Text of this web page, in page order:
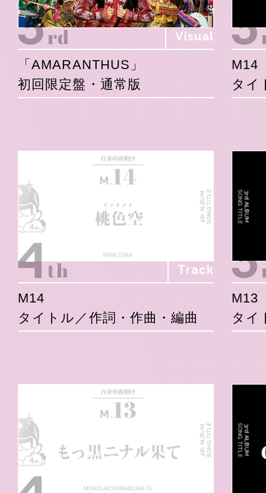
Visual
「AMARANTHUS」
初回限定盤・通常版
M14
タイ
Track
M14
タイトル／作詞・作曲・編曲
M13
タイ